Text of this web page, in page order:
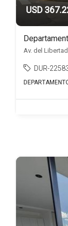
USD
Av. del
DUR-